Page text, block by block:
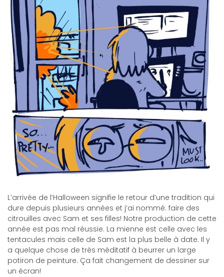
L’arrivée de l’Halloween signifie le retour d’une tradition qui
dure depuis plusieurs années et j’ai nommé: faire des
citrouilles avec Sam et ses filles! Notre production de cette
année est pas mal réussie. La mienne est celle avec les
tentacules mais celle de Sam est la plus belle à date. Il y
a quelque chose de très méditatif à beurrer un large
potiron de peinture. Ça fait changement de dessiner sur
un écran!